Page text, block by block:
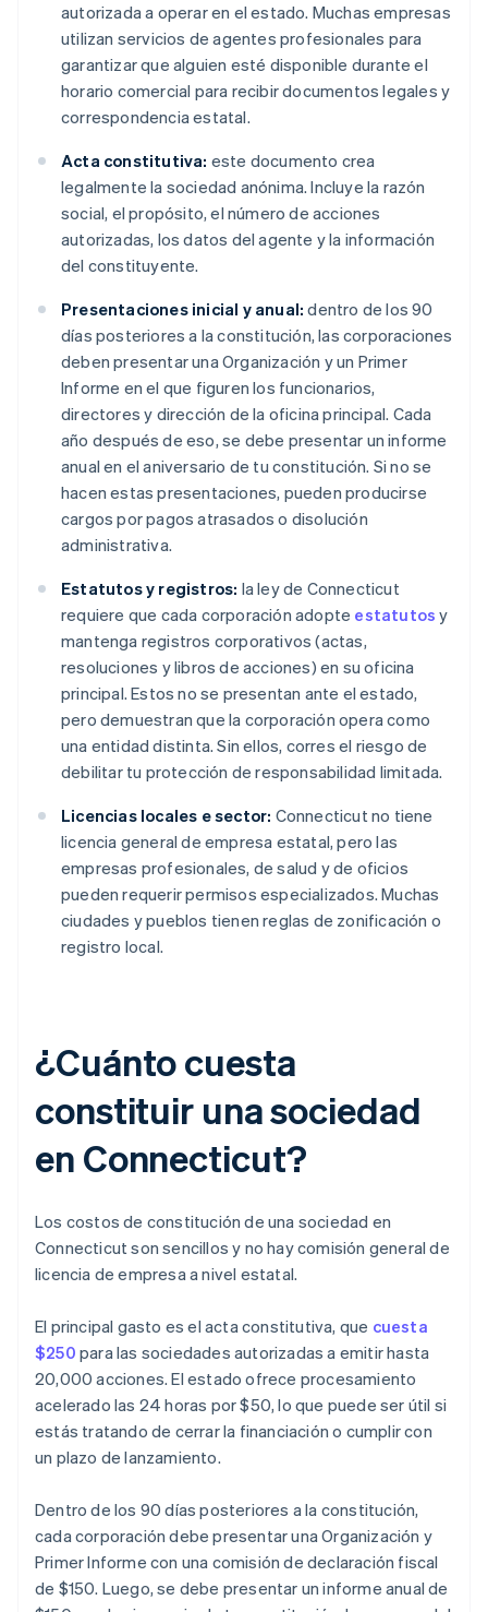
autorizada a operar en el estado. Muchas empresas
utilizan servicios de agentes profesionales para
garantizar que alguien esté disponible durante el
horario comercial para recibir documentos legales y
correspondencia estatal.
Acta constitutiva: este documento crea
legalmente la sociedad anónima. Incluye la razón
social, el propósito, el número de acciones
autorizadas, los datos del agente y la información
del constituyente.
Presentaciones inicial y anual: dentro de los 90
días posteriores a la constitución, las corporaciones
deben presentar una Organización y un Primer
Informe en el que figuren los funcionarios,
directores y dirección de la oficina principal. Cada
año después de eso, se debe presentar un informe
anual en el aniversario de tu constitución. Si no se
hacen estas presentaciones, pueden producirse
cargos por pagos atrasados o disolución
administrativa.
Estatutos y registros: la ley de Connecticut
requiere que cada corporación adopte estatutos y
mantenga registros corporativos (actas,
resoluciones y libros de acciones) en su oficina
principal. Estos no se presentan ante el estado,
pero demuestran que la corporación opera como
una entidad distinta. Sin ellos, corres el riesgo de
debilitar tu protección de responsabilidad limitada.
Licencias locales e sector: Connecticut no tiene
licencia general de empresa estatal, pero las
empresas profesionales, de salud y de oficios
pueden requerir permisos especializados. Muchas
ciudades y pueblos tienen reglas de zonificación o
registro local.
¿Cuánto cuesta
constituir una sociedad
en Connecticut?
Los costos de constitución de una sociedad en
Connecticut son sencillos y no hay comisión general de
licencia de empresa a nivel estatal.
El principal gasto es el acta constitutiva, que cuesta
$250 para las sociedades autorizadas a emitir hasta
20,000 acciones. El estado ofrece procesamiento
acelerado las 24 horas por $50, lo que puede ser útil si
estás tratando de cerrar la financiación o cumplir con
un plazo de lanzamiento.
Dentro de los 90 días posteriores a la constitución,
cada corporación debe presentar una Organización y
Primer Informe con una comisión de declaración fiscal
de $150. Luego, se debe presentar un informe anual de